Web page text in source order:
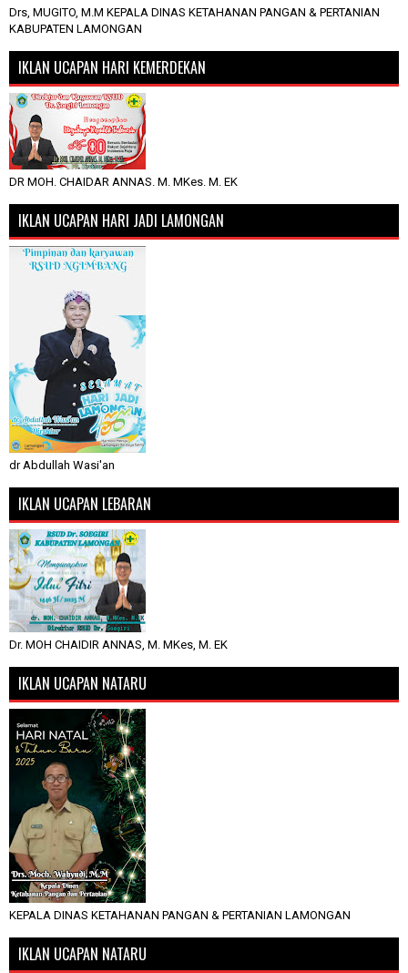
Drs, MUGITO, M.M KEPALA DINAS KETAHANAN PANGAN & PERTANIAN
KABUPATEN LAMONGAN
IKLAN UCAPAN HARI KEMERDEKAN
DR MOH. CHAIDAR ANNAS. M. MKes. M. EK
IKLAN UCAPAN HARI JADI LAMONGAN
dr Abdullah Wasi'an
IKLAN UCAPAN LEBARAN
Dr. MOH CHAIDIR ANNAS, M. MKes, M. EK
IKLAN UCAPAN NATARU
KEPALA DINAS KETAHANAN PANGAN & PERTANIAN LAMONGAN
IKLAN UCAPAN NATARU